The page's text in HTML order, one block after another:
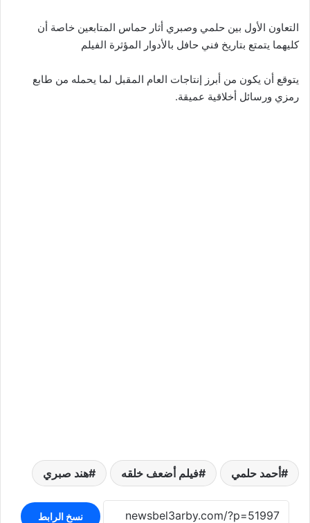
التعاون الأول بين حلمي وصبري أثار حماس المتابعين خاصة أن
كليهما يتمتع بتاريخ فني حافل بالأدوار المؤثرة الفيلم
يتوقع أن يكون من أبرز إنتاجات العام المقبل لما يحمله من طابع
رمزي ورسائل أخلاقية عميقة.
أحمد حلمي فيلم أضعف خلقه هند صبري
نسخ الرابط